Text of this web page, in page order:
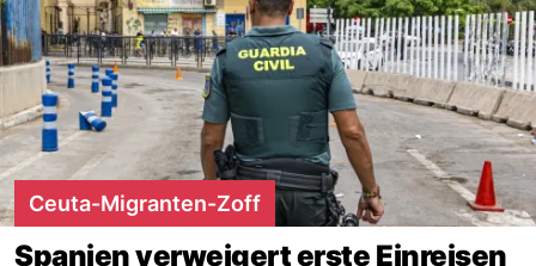
Ceuta-Migranten-Zoff
Spanien verweigert erste Einreisen